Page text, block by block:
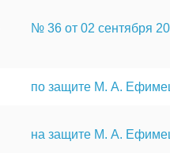
№ 36 от 02 сентября
по защите М. А.
на защите М. А.